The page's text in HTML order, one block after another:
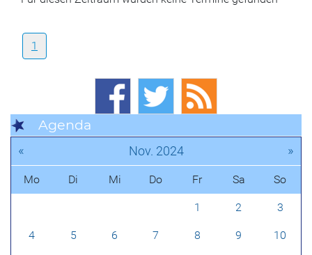
1
Agenda
« Nov. 2024 »
Mo Di Mi Do Fr Sa So
1 2 3
4 5 6 7 8 9 10